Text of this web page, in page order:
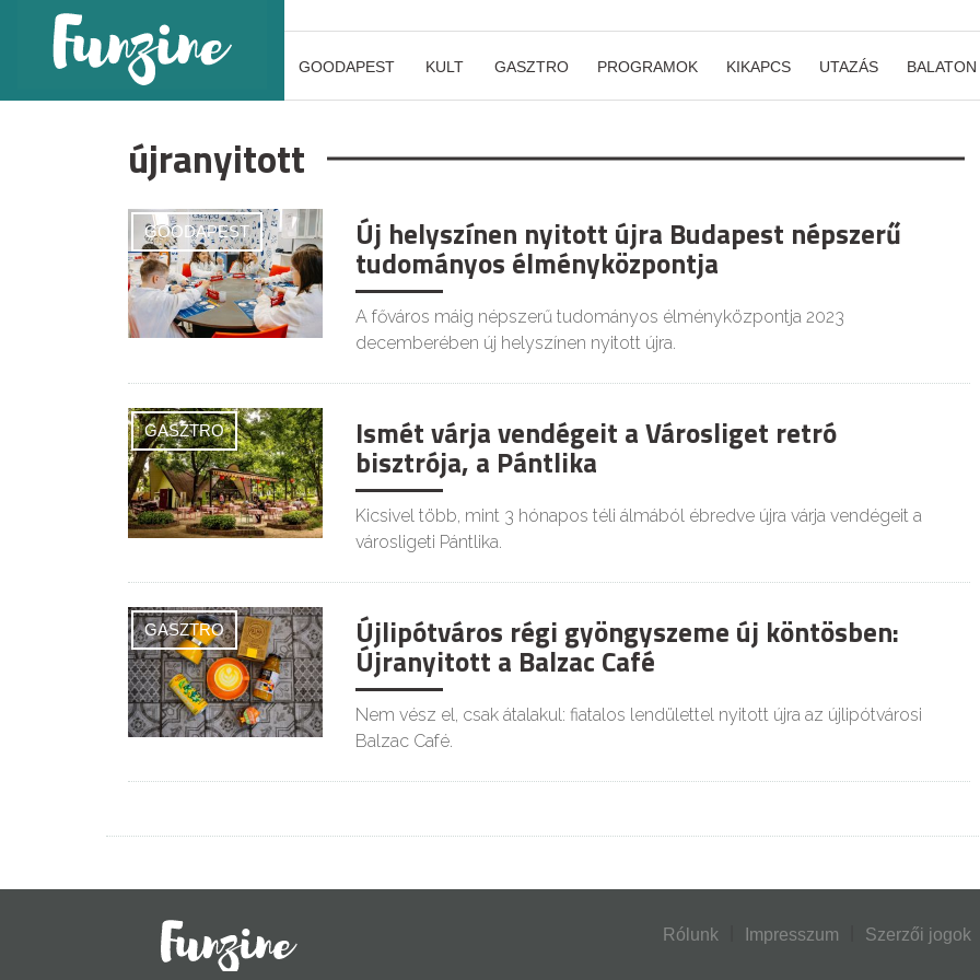
GOODAPEST KULT GASZTRO PROGRAMOK KIKAPCS UTAZÁS BALATON
újranyitott
GOODAPEST Új helyszínen nyitott újra Budapest népszerű
tudományos élményközpontja
A főváros máig népszerű tudományos élményközpontja 2023
decemberében új helyszínen nyitott újra.
GASZTRO Ismét várja vendégeit a Városliget retró
bisztrója, a Pántlika
Kicsivel több, mint 3 hónapos téli álmából ébredve újra várja vendégeit a
városligeti Pántlika.
GASZTRO Újlipótváros régi gyöngyszeme új köntösben:
Újranyitott a Balzac Café
Nem vész el, csak átalakul: fiatalos lendülettel nyitott újra az újlipótvárosi
Balzac Café.
Rólunk Impresszum Szerzői jogok